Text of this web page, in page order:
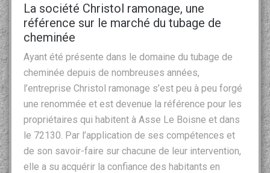
La société Christol ramonage, une
référence sur le marché du tubage de
cheminée
Ayant été présente dans le domaine du tubage de
cheminée depuis de nombreuses années,
l’entreprise Christol ramonage s’est peu à peu forgé
une renommée et est devenue la référence pour les
propriétaires qui habitent à Asse Le Boisne et dans
le 72130. Par l’application de ses compétences et
de son savoir-faire sur chacune de leur intervention,
elle a su acquérir la confiance des habitants en